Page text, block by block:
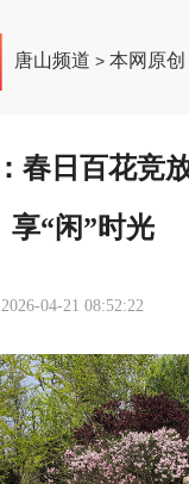
唐山频道 >本网原创
春日百花竞
享“闲”时光
2026-04-21 08:52:22